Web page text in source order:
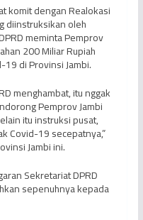
komit dengan Realokasi
diinstruksikan oleh
meminta Pemprov
200 Miliar Rupiah
di Provinsi Jambi.
menghambat, itu nggak
Pemprov Jambi
itu instruksi pusat,
Covid-19 secepatnya,”
Jambi ini.
Sekretariat DPRD
sepenuhnya kepada